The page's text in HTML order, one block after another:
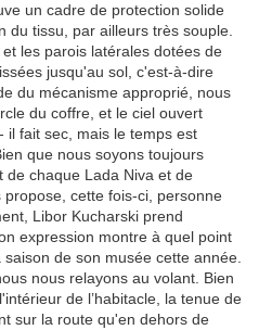
un cadre de protection solide
du tissu, par ailleurs très souple.
les parois latérales dotées de
jusqu'au sol, c'est-à-dire
du mécanisme approprié, nous
du coffre, et le ciel ouvert
il fait sec, mais le temps est
que nous soyons toujours
de chaque Lada Niva et de
propose, cette fois-ci, personne
Libor Kucharski prend
expression montre à quel point
de son musée cette année.
nous relayons au volant. Bien
de l’habitacle, la tenue de
sur la route qu'en dehors de